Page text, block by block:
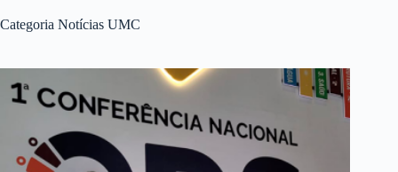
Categoria Notícias UMC